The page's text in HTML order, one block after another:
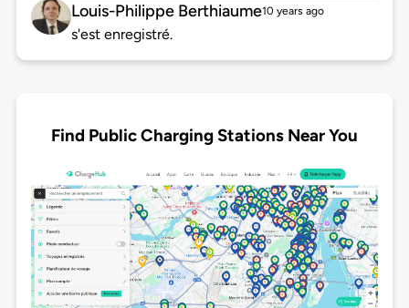
Louis-Philippe Berthiaume10 years ago
s'est enregistré.
Find Public Charging Stations Near You